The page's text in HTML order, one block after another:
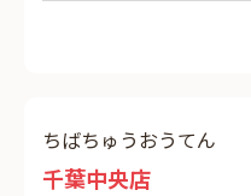
ちばちゅうおうてん
千葉中央店